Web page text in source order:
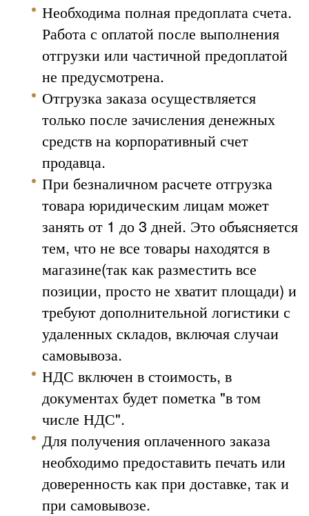
Необходима полная предоплата счета.
Работа с оплатой после выполнения
отгрузки или частичной предоплатой
не предусмотрена.
Отгрузка заказа осуществляется
только после зачисления денежных
средств на корпоративный счет
продавца.
При безналичном расчете отгрузка
товара юридическим лицам может
занять от 1 до 3 дней. Это объясняется
тем, что не все товары находятся в
магазине(так как разместить все
позиции, просто не хватит площади) и
требуют дополнительной логистики с
удаленных складов, включая случаи
самовывоза.
НДС включен в стоимость, в
документах будет пометка "в том
числе НДС".
Для получения оплаченного заказа
необходимо предоставить печать или
доверенность как при доставке, так и
при самовывозе.